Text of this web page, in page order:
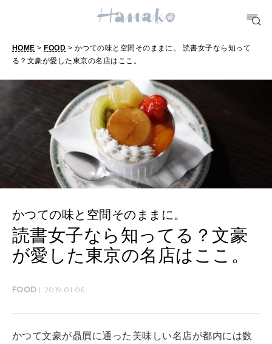
FORTUNE
明日のわたし
[12星座別] Weekly Holoscope
[12星座別] Monthly Love Holoscope
女神まり愛のタロットメッセージ
算命学がわかる今月のあなた
HEALTH
自分にやさしく
LEARN
SUSTAINABLE
HOME > FOOD > かつての味と空間そのままに。 読書女子なら知って
る？文豪が愛した東京の名店はここ。
かつての味と空間そのままに。
読書女子なら知ってる？文豪
が愛した東京の名店はここ。
FOOD 2019.01.06
かつて文豪が贔屓に通った美味しい名店が都内には数